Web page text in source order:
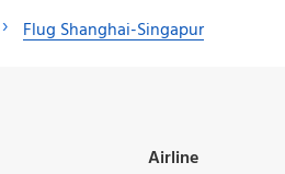
Flug Shanghai-Singapur
Airline